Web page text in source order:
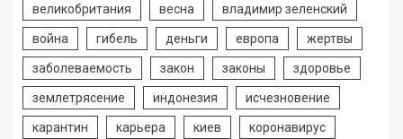
великобритания весна владимир зеленский
война гибель деньги европа жертвы
заболеваемость закон законы здоровье
землетрясение индонезия исчезновение
карантин карьера киев коронавирус